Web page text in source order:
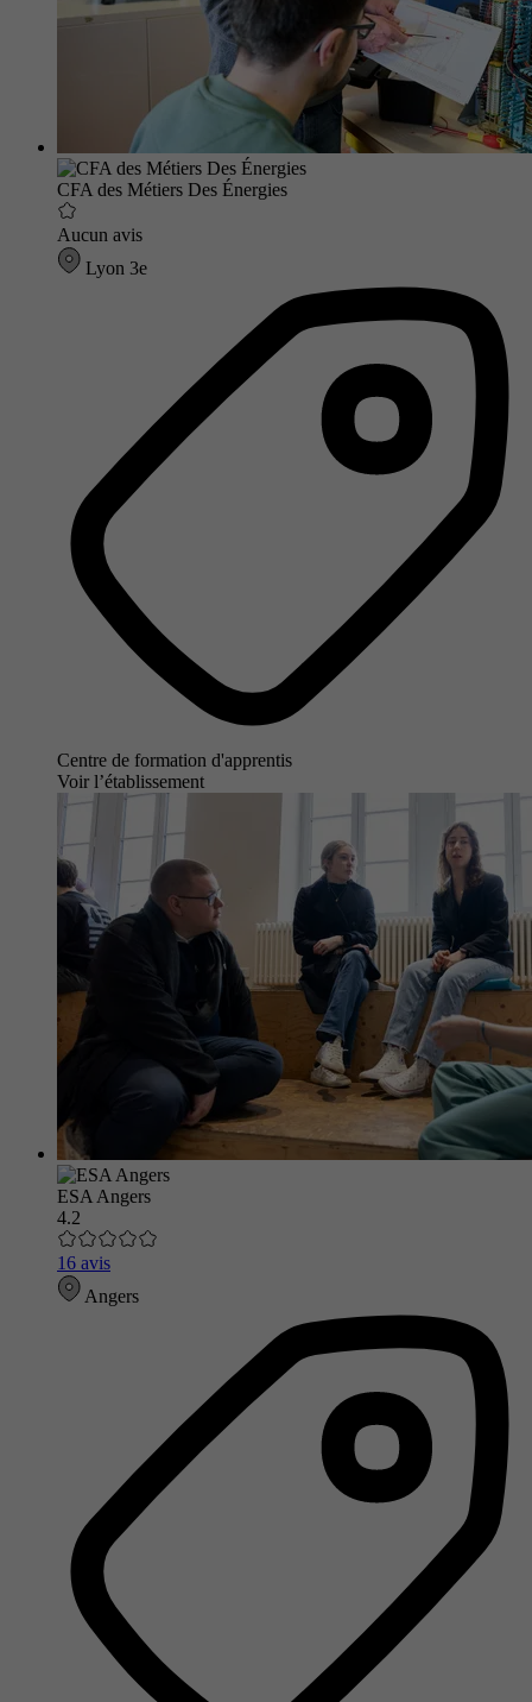
CFA des Métiers Des Énergies
Aucun avis
Lyon 3e
Centre de formation d'apprentis
Voir l’établissement
ESA Angers
4.2
16 avis
Angers